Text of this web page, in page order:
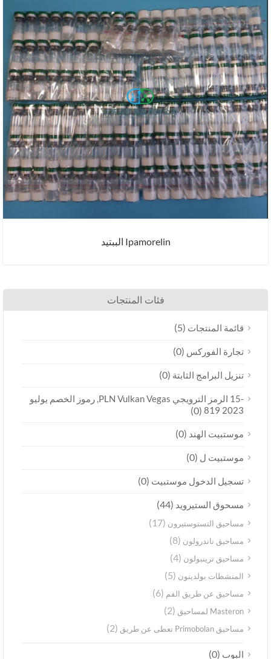
Ipamorelin الببتيد
فئات المنتجات
قائمة المنتجات(5)
تجارة الفوركس(0)
تنزيل البرامج الثابتة(0)
-15 الرمز الترويجي PLN Vulkan Vegas, رموز الخصم يوليو
2023 819
(0)
موستبيت الهند(0)
موستبيت ل(0)
تسجيل الدخول موستبيت(0)
مسحوق الستيرويد(44)
مساحيق التستوستيرون (17)
مساحيق ناندرولون(8)
مساحيق ترينبولون(4)
المنشطات بولدينون(5)
مساحيق عن طريق الفم(6)
Masteron لمساحيق (2)
مساحيق Primobolan تعطى عن طريق (2)
البوب(0)